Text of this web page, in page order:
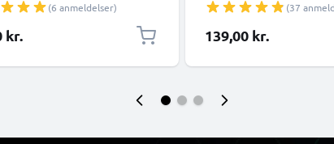
Pixel), kameraer (Canon,
Lumix, Sony, GoPro) og
flere - 1,0m 3A-opladerkabel
(6 anmeldelser)
kr.
Smartphone datakabel
(37
139,00 kr.